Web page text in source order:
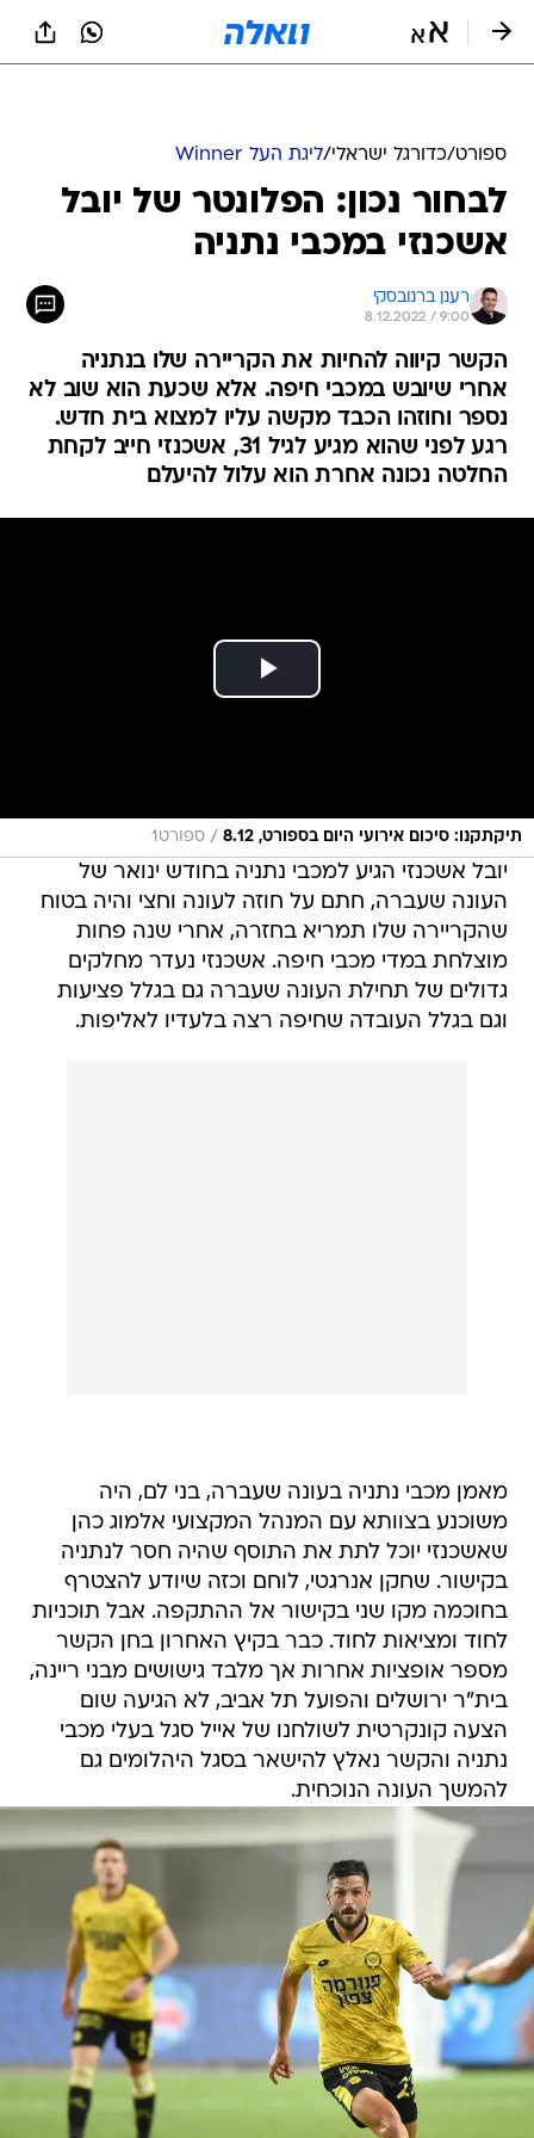
ספורט/כדורגל ישראלי/ליגת העל Winner
לבחור נכון: הפלונטר של יובל
אשכנזי במכבי נתניה
רענן ברנובסקי
8.12.2022 / 9:00
הקשר קיווה להחיות את הקריירה שלו בנתניה
אחרי שיובש במכבי חיפה. אלא שכעת הוא שוב לא
נספר וחוזהו הכבד מקשה עליו למצוא בית חדש.
רגע לפני שהוא מגיע לגיל 31, אשכנזי חייב לקחת
החלטה נכונה אחרת הוא עלול להיעלם
תיקתקנו: סיכום אירועי היום בספורט, 8.12 / ספורט1
יובל אשכנזי הגיע למכבי נתניה בחודש ינואר של
העונה שעברה, חתם על חוזה לעונה וחצי והיה בטוח
שהקריירה שלו תמריא בחזרה, אחרי שנה פחות
מוצלחת במדי מכבי חיפה. אשכנזי נעדר מחלקים
גדולים של תחילת העונה שעברה גם בגלל פציעות
וגם בגלל העובדה שחיפה רצה בלעדיו לאליפות.
מאמן מכבי נתניה בעונה שעברה, בני לם, היה
משוכנע בצוותא עם המנהל המקצועי אלמוג כהן
שאשכנזי יוכל לתת את התוסף שהיה חסר לנתניה
בקישור. שחקן אנרגטי, לוחם וכזה שיודע להצטרף
בחוכמה מקו שני בקישור אל ההתקפה. אבל תוכניות
לחוד ומציאות לחוד. כבר בקיץ האחרון בחן הקשר
מספר אופציות אחרות אך מלבד גישושים מבני ריינה,
בית"ר ירושלים והפועל תל אביב, לא הגיעה שום
הצעה קונקרטית לשולחנו של אייל סגל בעלי מכבי
נתניה והקשר נאלץ להישאר בסגל היהלומים גם
להמשך העונה הנוכחית.